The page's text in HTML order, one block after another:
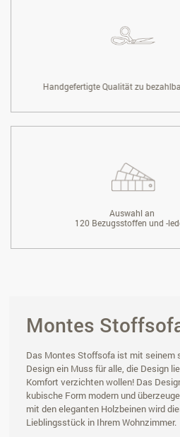
Handgefertigte Qualität zu
Auswahl an
120 Bezugsstoffen und -
Montes
Das Montes Stoffsofa ist mit seinem
Design ein Muss für alle, die Design
Komfort verzichten wollen! Das
kubische Form modern und
mit den eleganten Holzbeinen wird
Lieblingsstück in Ihrem Wohnzimmer.